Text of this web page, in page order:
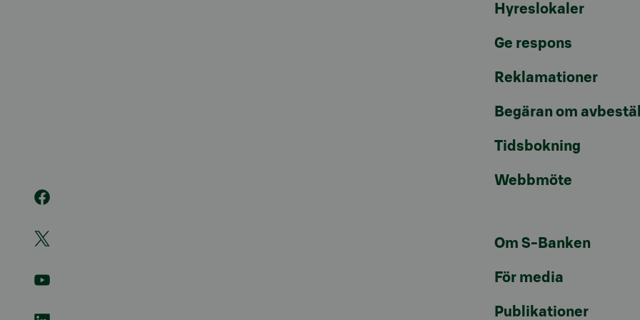
Hyreslokaler
Ge respons
Reklamationer
Begäran om
Tidsbokning
Webbmöte
Om S-Banken
För media
Publikationer